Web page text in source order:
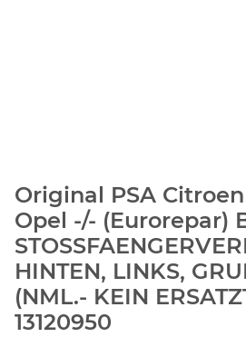
Original PSA
Opel -/- (Eurorepar)
HINTEN, LINKS,
(NML.- KEIN
13120950